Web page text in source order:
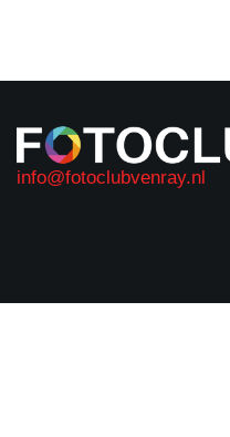
info@fotoclubvenray.nl